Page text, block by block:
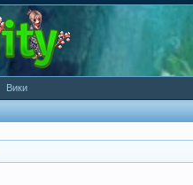
Вики